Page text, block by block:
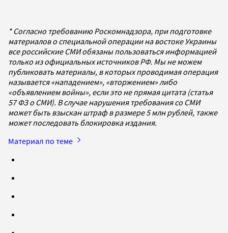
* Согласно требованию Роскомнадзора, при подготовке
материалов о специальной операции на востоке Украины
все российские СМИ обязаны пользоваться информацией
только из официальных источников РФ. Мы не можем
публиковать материалы, в которых проводимая операция
называется «нападением», «вторжением» либо
«объявлением войны», если это не прямая цитата (статья
57 ФЗ о СМИ). В случае нарушения требования со СМИ
может быть взыскан штраф в размере 5 млн рублей, также
может последовать блокировка издания.
Материал по теме